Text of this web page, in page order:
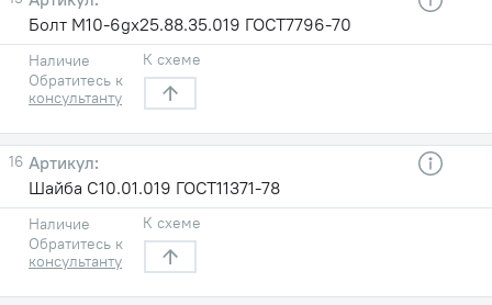
Болт М10-6gх25.88.35.019 ГОСТ7796-70
Наличие
Обратитесь к
консультанту
К схеме
16
Шайба С10.01.019 ГОСТ11371-78
Наличие
Обратитесь к
консультанту
К схеме